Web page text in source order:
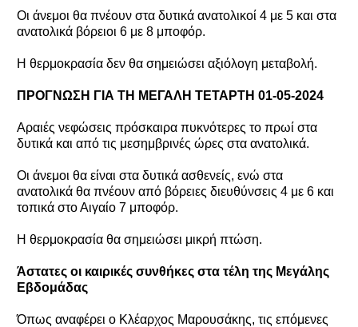
Οι άνεμοι θα πνέουν στα δυτικά ανατολικοί 4 με 5 και στα
ανατολικά βόρειοι 6 με 8 μποφόρ.
Η θερμοκρασία δεν θα σημειώσει αξιόλογη μεταβολή.
ΠΡΟΓΝΩΣΗ ΓΙΑ ΤΗ ΜΕΓΑΛΗ ΤΕΤΑΡΤΗ 01-05-2024
Αραιές νεφώσεις πρόσκαιρα πυκνότερες το πρωί στα
δυτικά και από τις μεσημβρινές ώρες στα ανατολικά.
Οι άνεμοι θα είναι στα δυτικά ασθενείς, ενώ στα
ανατολικά θα πνέουν από βόρειες διευθύνσεις 4 με 6 και
τοπικά στο Αιγαίο 7 μποφόρ.
Η θερμοκρασία θα σημειώσει μικρή πτώση.
Άστατες οι καιρικές συνθήκες στα τέλη της Μεγάλης
Εβδομάδας
Όπως αναφέρει ο Κλέαρχος Μαρουσάκης, τις επόμενες